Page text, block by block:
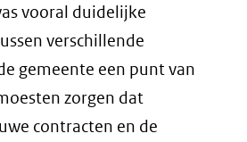
vooral duidelijke
verschillende
gemeente een punt van
zorgen dat
contracten en de